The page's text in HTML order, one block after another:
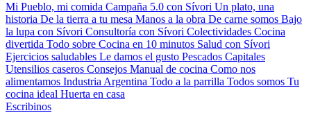
Mi Pueblo, mi comida Campaña 5.0 con Sívori Un plato, una
historia De la tierra a tu mesa Manos a la obra De carne somos Bajo
la lupa con Sívori Consultoría con Sívori Colectividades Cocina
divertida Todo sobre Cocina en 10 minutos Salud con Sívori
Ejercicios saludables Le damos el gusto Pescados Capitales
Utensilios caseros Consejos Manual de cocina Como nos
alimentamos Industria Argentina Todo a la parrilla Todos somos Tu
cocina ideal Huerta en casa
Escribinos